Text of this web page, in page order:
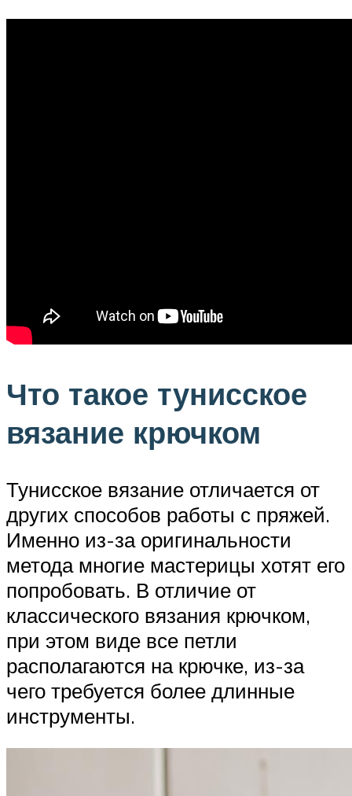
Что такое тунисское
вязание крючком
Тунисское вязание отличается от
других способов работы с пряжей.
Именно из-за оригинальности
метода многие мастерицы хотят его
попробовать. В отличие от
классического вязания крючком,
при этом виде все петли
располагаются на крючке, из-за
чего требуется более длинные
инструменты.